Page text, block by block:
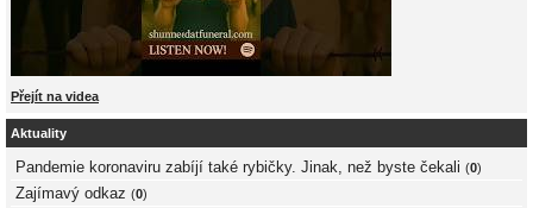
Přejít na videa
Aktuality
Pandemie koronaviru zabíjí také rybičky. Jinak, než byste čekali (0)
Zajímavý odkaz (0)